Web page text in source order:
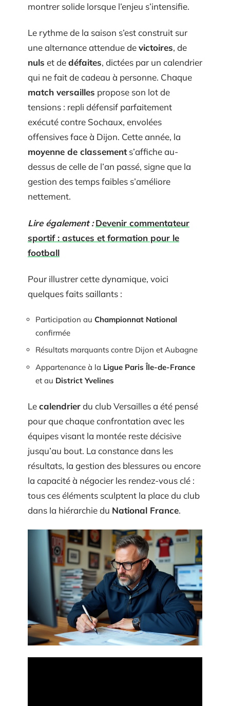
montrer solide lorsque l’enjeu s’intensifie.
Le rythme de la saison s’est construit sur
une alternance attendue devictoires, de
nuls et dedéfaites, dictées par un calendrier
qui ne fait de cadeau à personne. Chaque
match versailles propose son lot de
tensions : repli défensif parfaitement
exécuté contre Sochaux, envolées
offensives face à Dijon. Cette année, la
moyenne de classements’affiche au-
dessus de celle de l’an passé, signe que la
gestion des temps faibles s’améliore
nettement.
Lire également : Devenir commentateur
sportif : astuces et formation pour le
football
Pour illustrer cette dynamique, voici
quelques faits saillants :
Participation au Championnat National
confirmée
Résultats marquants contre Dijon et Aubagne
Appartenance à la Ligue Paris Île-de-France
et au District Yvelines
Lecalendrierdu club Versailles a été pensé
pour que chaque confrontation avec les
équipes visant la montée reste décisive
jusqu’au bout. La constance dans les
résultats, la gestion des blessures ou encore
la capacité à négocier les rendez-vous clé :
tous ces éléments sculptent la place du club
dans la hiérarchie du National France.